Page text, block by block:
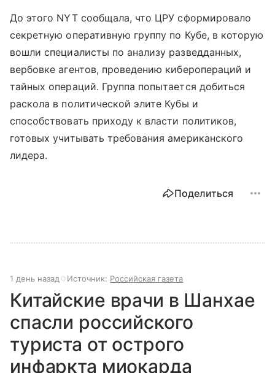
До этого NYT сообщала, что ЦРУ сформировало
секретную оперативную группу по Кубе, в которую
вошли специалисты по анализу разведданных,
вербовке агентов, проведению киберопераций и
тайных операций. Группа попытается добиться
раскола в политической элите Кубы и
способствовать приходу к власти политиков,
готовых учитывать требования американского
лидера.
Поделиться
1 день назад Источник: Российская газета
Китайские врачи в Шанхае
спасли российского
туриста от острого
инфаркта миокарда